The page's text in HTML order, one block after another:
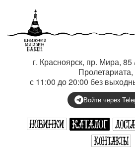
г. Красноярск, пр. Мира, 85
Пролетариата,
с 11:00 до 20:00 без
Войти через